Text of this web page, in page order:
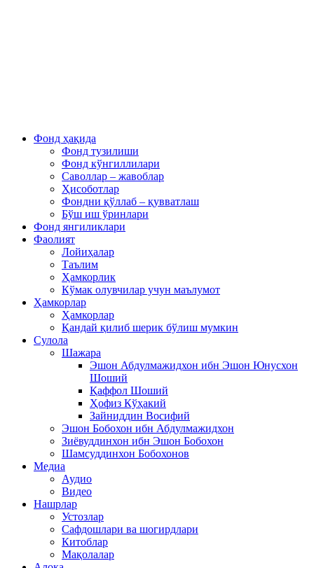
Фонд ҳақида
Фонд тузилиши
Фонд кўнгиллилари
Саволлар – жавоблар
Ҳисоботлар
Фондни қўллаб – қувватлаш
Бўш иш ўринлари
Фонд янгиликлари
Фаолият
Лойиҳалар
Таълим
Ҳамкорлик
Кўмак олувчилар учун маълумот
Ҳамкорлар
Ҳамкорлар
Қандай қилиб шерик бўлиш мумкин
Сулола
Шажара
Эшон Абдулмажидхон ибн Эшон Юнусхон
Шоший
Қаффол Шоший
Ҳофиз Кўҳакий
Зайниддин Восифий
Эшон Бобохон ибн Абдулмажидхон
Зиёвуддинхон ибн Эшон Бобохон
Шамсуддинхон Бобохонов
Медиа
Аудио
Видео
Нашрлар
Устозлар
Сафдошлари ва шогирдлари
Китоблар
Мақолалар